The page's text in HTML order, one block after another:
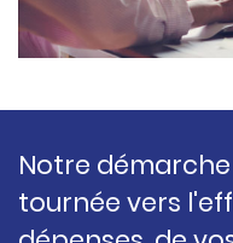
Notre
tournée vers